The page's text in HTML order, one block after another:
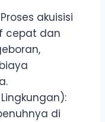
akuisisi
cepat dan
di